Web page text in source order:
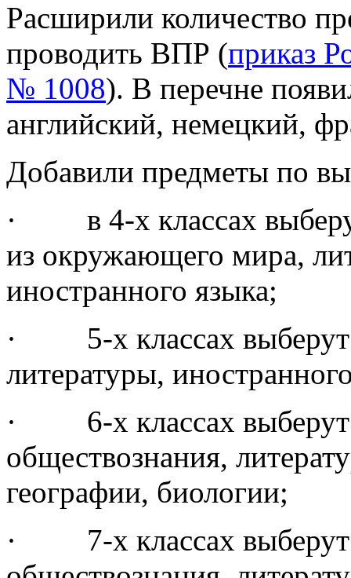
Расширили количество
проводить ВПР (приказ
№ 1008). В перечне
английский, немецкий,
Добавили предметы по
· в 4-х классах
из окружающего мира,
иностранного языка;
· 5-х классах выберут
литературы,
· 6-х классах выберут
обществознания,
географии, биологии;
· 7-х классах выберут